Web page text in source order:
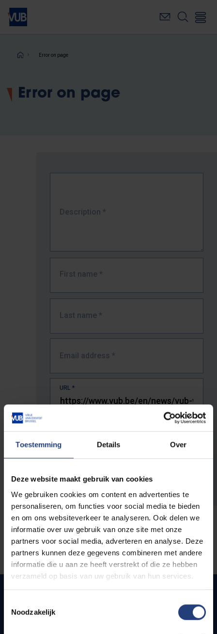
Toestemming Details Over
Deze website maakt gebruik van cookies
We gebruiken cookies om content en advertenties te
personaliseren, om functies voor social media te bieden
en om ons websiteverkeer te analyseren. Ook delen we
informatie over uw gebruik van onze site met onze
partners voor social media, adverteren en analyse. Deze
partners kunnen deze gegevens combineren met andere
informatie die u aan ze heeft verstrekt of die ze hebben
verzameld op basis van uw gebruik van hun services.
Noodzakelijk
Skip
main
Breadcrumb
Error on page
Error on page
Description *
First name *
Last name *
Email address *
URL *
The full URL of the page where you encountered the error.
Quick links